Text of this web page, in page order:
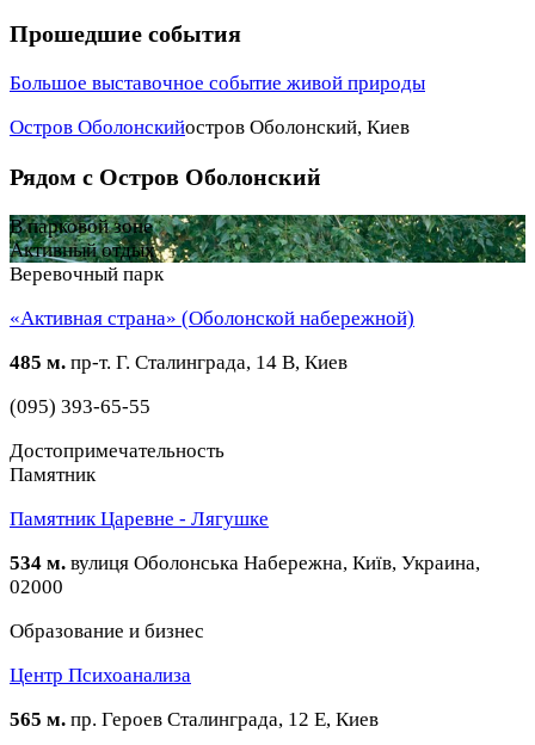
Прошедшие события
Большое выставочное событие живой природы
Остров Оболонскийостров Оболонский, Киев
Рядом с Остров Оболонский
В парковой зоне
Активный отдых
Веревочный парк
«Активная страна» (Оболонской набережной)
485 м. пр-т. Г. Сталинграда, 14 В, Киев
(095) 393-65-55
Достопримечательность
Памятник
Памятник Царевне - Лягушке
534 м. вулиця Оболонська Набережна, Київ, Украина,
02000
Образование и бизнес
Центр Психоанализа
565 м. пр. Героев Сталинграда, 12 Е, Киев